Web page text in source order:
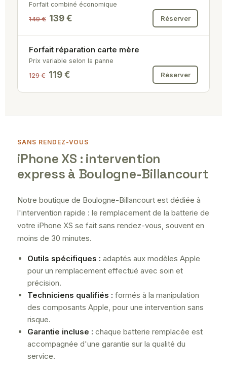
Forfait combiné économique
149 € 139 € Réserver
Forfait réparation carte mère
Prix variable selon la panne
129 € 119 € Réserver
SANS RENDEZ-VOUS
iPhone XS : intervention
express à Boulogne-Billancourt
Notre boutique de Boulogne-Billancourt est dédiée à
l'intervention rapide : le remplacement de la batterie de
votre iPhone XS se fait sans rendez-vous, souvent en
moins de 30 minutes.
Outils spécifiques : adaptés aux modèles Apple
pour un remplacement effectué avec soin et
précision.
Techniciens qualifiés : formés à la manipulation
des composants Apple, pour une intervention sans
risque.
Garantie incluse : chaque batterie remplacée est
accompagnée d'une garantie sur la qualité du
service.